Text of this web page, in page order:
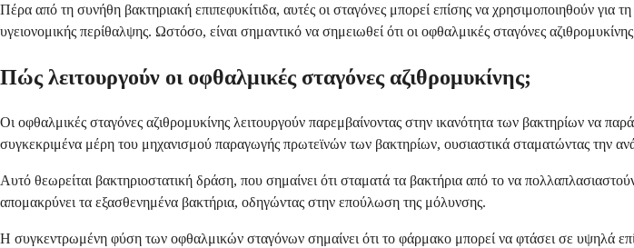
Πέρα από τη συνήθη βακτηριακή επιπεφυκίτιδα, αυτές οι σταγόνες μπορεί επίσης να χρησιμοποιηθούν
υγειονομικής περίθαλψης. Ωστόσο, είναι σημαντικό να σημειωθεί ότι οι οφθαλμικές σταγόνες
Πώς λειτουργούν οι οφθαλμικές σταγόνες αζιθρομυκίνης;
Οι οφθαλμικές σταγόνες αζιθρομυκίνης λειτουργούν παρεμβαίνοντας στην ικανότητα των βακτηρίων να
συγκεκριμένα μέρη του μηχανισμού παραγωγής πρωτεϊνών των βακτηρίων, ουσιαστικά σταματώντας την
Αυτό θεωρείται βακτηριοστατική δράση, που σημαίνει ότι σταματά τα βακτήρια από το να
απομακρύνει τα εξασθενημένα βακτήρια, οδηγώντας στην επούλωση της μόλυνσης.
Η συγκεντρωμένη φύση των οφθαλμικών σταγόνων σημαίνει ότι το φάρμακο μπορεί να φτάσει σε υψηλά